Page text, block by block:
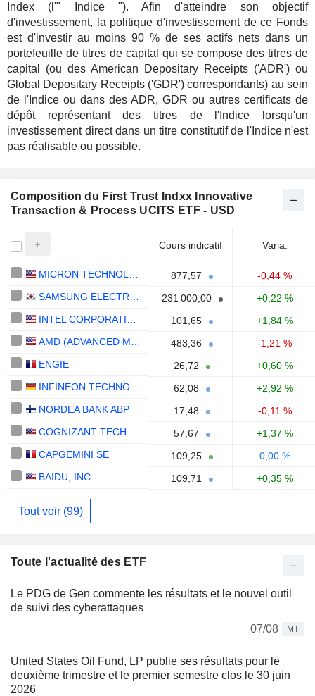
Index (l'" Indice "). Afin d'atteindre son objectif
d'investissement, la politique d'investissement de ce Fonds
est d'investir au moins 90 % de ses actifs nets dans un
portefeuille de titres de capital qui se compose des titres de
capital (ou des American Depositary Receipts ('ADR') ou
Global Depositary Receipts ('GDR') correspondants) au sein
de l'Indice ou dans des ADR, GDR ou autres certificats de
dépôt représentant des titres de l'Indice lorsqu'un
investissement direct dans un titre constitutif de l'Indice n'est
pas réalisable ou possible.
Composition du First Trust Indxx Innovative
Transaction & Process UCITS ETF - USD
Cours indicatif Varia.
877,57
-0,44 %
231 000,00
+0,22 %
101,65
+1,84 %
483,36
-1,21 %
ENGIE
26,72
+0,60 %
62,08
+2,92 %
NORDEA BANK ABP
17,48
-0,11 %
57,67
+1,37 %
CAPGEMINI SE
109,25
0,00 %
BAIDU, INC.
109,71 +0,35 %
Tout voir (99)
Toute l'actualité des ETF
Le PDG de Gen commente les résultats et le nouvel outil
de suivi des cyberattaques
07/08
MT
United States Oil Fund, LP publie ses résultats pour le
deuxième trimestre et le premier semestre clos le 30 juin
2026